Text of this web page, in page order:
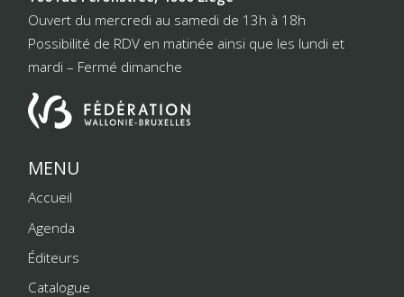
Ouvert du mercredi au samedi de 13h à 18h
Possibilité de RDV en matinée ainsi que les lundi et
mardi – Fermé dimanche
MENU
Accueil
Agenda
Éditeurs
Catalogue